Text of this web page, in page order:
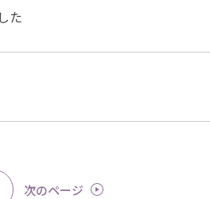
た
次のページ